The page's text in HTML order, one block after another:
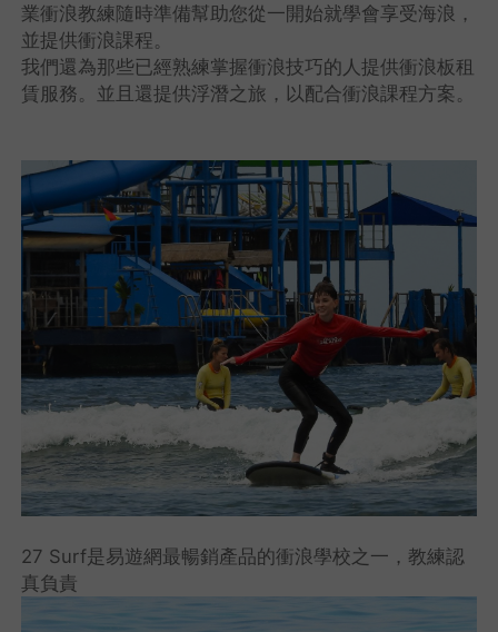
業衝浪教練隨時準備幫助您從一開始就學會享受海浪，
並提供衝浪課程。
我們還為那些已經熟練掌握衝浪技巧的人提供衝浪板租
賃服務。並且還提供浮潛之旅，以配合衝浪課程方案。
27 Surf是易遊網最暢銷產品的衝浪學校之一，教練認
真負責